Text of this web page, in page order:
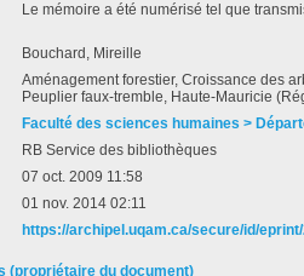
Le mémoire a été numérisé tel que
Bouchard, Mireille
Aménagement forestier, Croissance des
Peuplier faux-tremble, Haute-Mauricie
Faculté des sciences humaines >
RB Service des bibliothèques
07 oct. 2009 11:58
01 nov. 2014 02:11
https://archipel.uqam.ca/secure/id/
(propriétaire du document)